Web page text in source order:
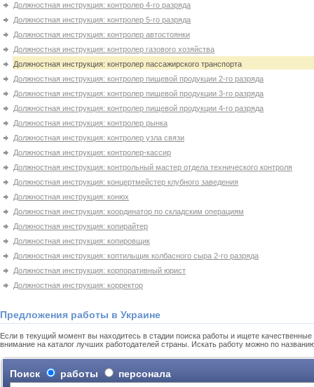
Должностная инструкция: контролер 4-го разряда
Должностная инструкция: контролер 5-го разряда
Должностная инструкция: контролер автостоянки
Должностная инструкция: контролер газового хозяйства
Должностная инструкция: контролер пассажирского транспорта
Должностная инструкция: контролер пищевой продукции 2-го разряда
Должностная инструкция: контролер пищевой продукции 3-го разряда
Должностная инструкция: контролер пищевой продукции 4-го разряда
Должностная инструкция: контролер рынка
Должностная инструкция: контролер узла связи
Должностная инструкция: контролер-кассир
Должностная инструкция: контрольный мастер отдела технического контроля
Должностная инструкция: концертмейстер клубного заведения
Должностная инструкция: конюх
Должностная инструкция: координатор по складским операциям
Должностная инструкция: копирайтер
Должностная инструкция: копировщик
Должностная инструкция: коптильщик колбасного сыра 2-го разряда
Должностная инструкция: корпоративный юрист
Должностная инструкция: корректор
Предложения работы в Украине
Если в текущий момент вы находитесь в стадии поиска работы и ищете
внимание на каталог лучших работодателей страны. Искать работу можно по
Поиск работы персонала